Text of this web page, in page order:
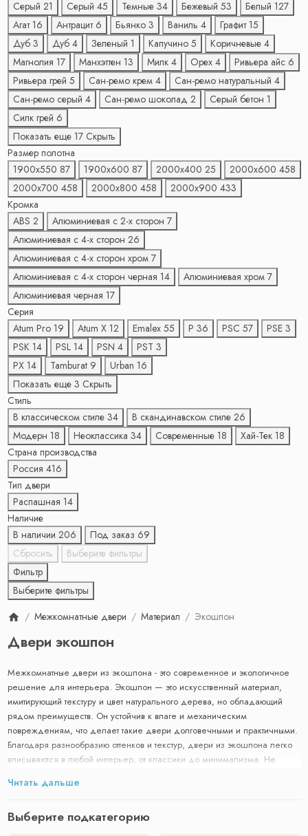
Серый 21 Серый 45 Темные 34 Бежевый 53 Белый 127
Агат 16 Антрацит 6 Бьянко 3 Ваниль 4 Графит 15
Дуб 3 Дуб 4 Зеленый 1 Капучино 5 Коричневые 4
Магнолия 17 Манхэттен 13 Милк 4 Орех 4 Ривьера айс 6
Ривьера грей 5 Сан-ремо крем 4 Сан-ремо натуральный 4
Сан-ремо серый 4 Сан-ремо шоколад 2 Серый бетон 1
Силк грей 6
Показать еще 17 Скрыть
Размер полотна
1900х550 87 1900х600 87 2000х400 25 2000х600 458
2000х700 458 2000х800 458 2000х900 433
Кромка
ABS 2 Алюминиевая с 2-x сторон 7
Алюминиевая с 4-x сторон 26
Алюминиевая с 4-x сторон хром 7
Алюминиевая с 4-x сторон черная 14 Алюминиевая хром 7
Алюминиевая черная 17
Серия
Atum Pro 19 Atum X 12 Emalex 55 P 36 PSC 57 PSE 3
PSK 14 PSL 14 PSN 4 PST 3
PX 14 Tamburat 9 Urban 16
Показать еще 3 Скрыть
Стиль
В классическом стиле 34 В скандинавском стиле 26
Модерн 18 Неоклассика 34 Современные 18 Хай-Тек 18
Страна производства
Россия 416
Тип двери
Распашная 14
Наличие
В наличии 206 Под заказ 69
Сбросить
Выберите фильтры
Фильтр
Выберите фильтры
Межкомнатные двери
Материал Экошпон
Двери экошпон
Межкомнатные двери из экошпона - это современное и экологичное
решение для интерьера. Экошпон — это искусственный материал,
имитирующий текстуру и цвет натурального дерева, но обладающий
рядом преимуществ. Он устойчив к влаге и механическим
повреждениям, что делает такие двери долговечными и практичными.
Благодаря разнообразию оттенков и текстур, двери из экошпона легко
вписываются в любой интерьер, от классики до минимализма. Не
влажной тканью. Кроме того, экошпон является более доступным по
доме без значительных затрат.
Читать дальше
Выберите подкатегорию